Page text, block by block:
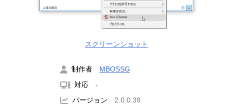
スクリーンショット
制作者 MBOSSG
対応 -
バージョン 2.0.0.39